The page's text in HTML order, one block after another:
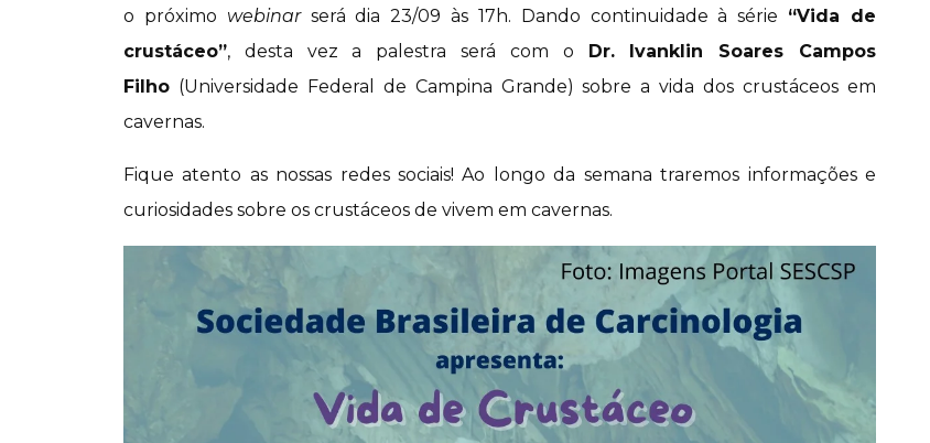
o próximo webinar será dia 23/09 às 17h. Dando continuidade à série “Vida de
crustáceo”, desta vez a palestra será com o Dr. Ivanklin Soares Campos
Filho (Universidade Federal de Campina Grande) sobre a vida dos crustáceos em
cavernas.
Fique atento as nossas redes sociais! Ao longo da semana traremos informações e
curiosidades sobre os crustáceos de vivem em cavernas.